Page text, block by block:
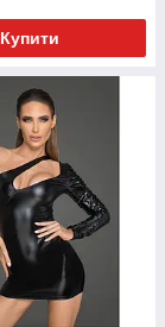
Купити